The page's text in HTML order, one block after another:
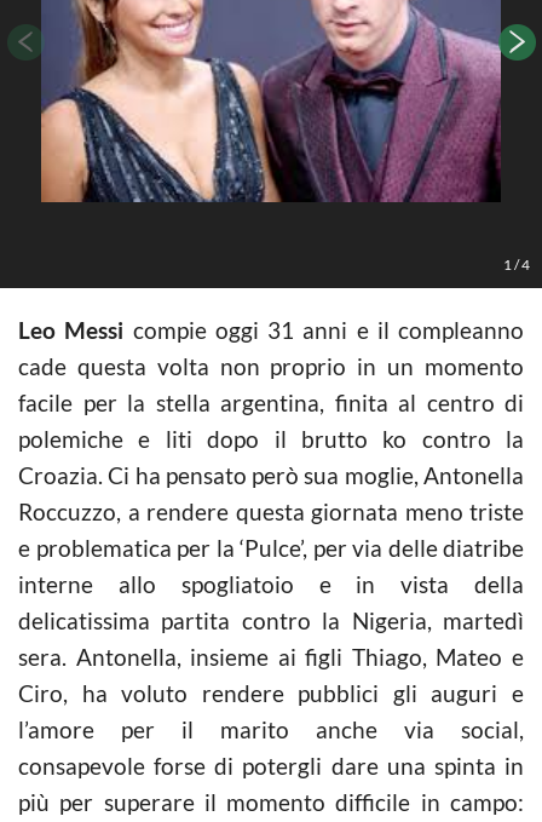
1 /4
Leo Messi compie oggi 31 anni e il compleanno
cade questa volta non proprio in un momento
facile per la stella argentina, finita al centro di
polemiche e liti dopo il brutto ko contro la
Croazia. Ci ha pensato però sua moglie, Antonella
Roccuzzo, a rendere questa giornata meno triste
e problematica per la ‘Pulce’, per via delle diatribe
interne allo spogliatoio e in vista della
delicatissima partita contro la Nigeria, martedì
sera. Antonella, insieme ai figli Thiago, Mateo e
Ciro, ha voluto rendere pubblici gli auguri e
l’amore per il marito anche via social,
consapevole forse di potergli dare una spinta in
più per superare il momento difficile in campo: